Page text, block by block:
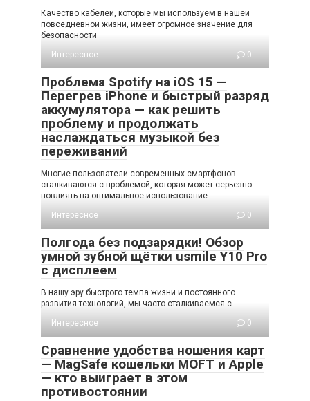
Качество кабелей, которые мы используем в нашей
повседневной жизни, имеет огромное значение для
безопасности
Интересное
0
Проблема Spotify на iOS 15 —
Перегрев iPhone и быстрый разряд
аккумулятора — как решить
проблему и продолжать
наслаждаться музыкой без
переживаний
Многие пользователи современных смартфонов
сталкиваются с проблемой, которая может серьезно
повлиять на оптимальное использование
Интересное
0
Полгода без подзарядки! Обзор
умной зубной щётки usmile Y10 Pro
с дисплеем
В нашу эру быстрого темпа жизни и постоянного
развития технологий, мы часто сталкиваемся с
Интересное
0
Сравнение удобства ношения карт
— MagSafe кошельки MOFT и Apple
— кто выиграет в этом
противостоянии